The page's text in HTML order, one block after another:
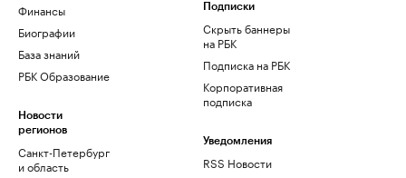
Финансы
Биографии
База знаний
РБК Образование
Новости
регионов
Санкт-Петербург
и область
Подписки
Скрыть баннеры
на РБК
Подписка на РБК
Корпоративная
подписка
Уведомления
RSS Новости